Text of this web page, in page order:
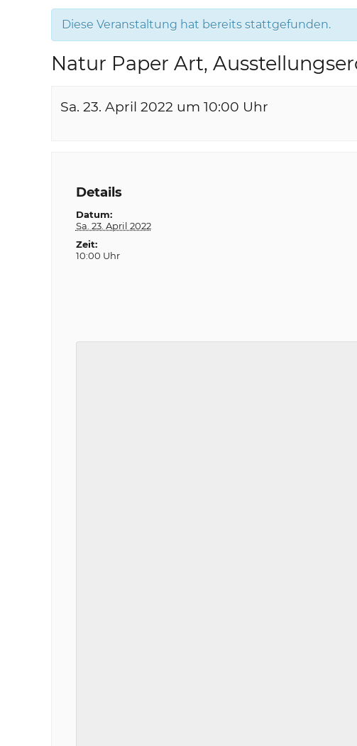
Diese Veranstaltung hat bereits stattgefunden.
Natur Paper Art,
Sa. 23. April 2022 um 10:00 Uhr
Details
Datum:
Sa. 23. April 2022
Zeit:
10:00 Uhr